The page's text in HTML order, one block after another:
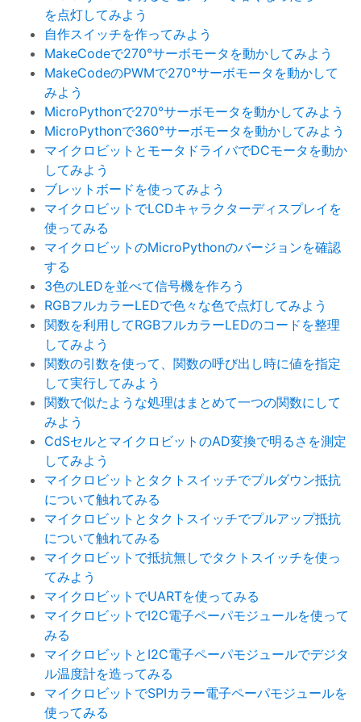
を点灯してみよう
自作スイッチを作ってみよう
MakeCodeで270°サーボモータを動かしてみよう
MakeCodeのPWMで270°サーボモータを動かして
みよう
MicroPythonで270°サーボモータを動かしてみよう
MicroPythonで360°サーボモータを動かしてみよう
マイクロビットとモータドライバでDCモータを動か
してみよう
ブレットボードを使ってみよう
マイクロビットでLCDキャラクターディスプレイを
使ってみる
マイクロビットのMicroPythonのバージョンを確認
する
3色のLEDを並べて信号機を作ろう
RGBフルカラーLEDで色々な色で点灯してみよう
関数を利用してRGBフルカラーLEDのコードを整理
してみよう
関数の引数を使って、関数の呼び出し時に値を指定
して実行してみよう
関数で似たような処理はまとめて一つの関数にして
みよう
CdSセルとマイクロビットのAD変換で明るさを測定
してみよう
マイクロビットとタクトスイッチでプルダウン抵抗
について触れてみる
マイクロビットとタクトスイッチでプルアップ抵抗
について触れてみる
マイクロビットで抵抗無しでタクトスイッチを使っ
てみよう
マイクロビットでUARTを使ってみる
マイクロビットでI2C電子ペーパモジュールを使って
みる
マイクロビットとI2C電子ペーパモジュールでデジタ
ル温度計を造ってみる
マイクロビットでSPIカラー電子ペーパモジュールを
使ってみる